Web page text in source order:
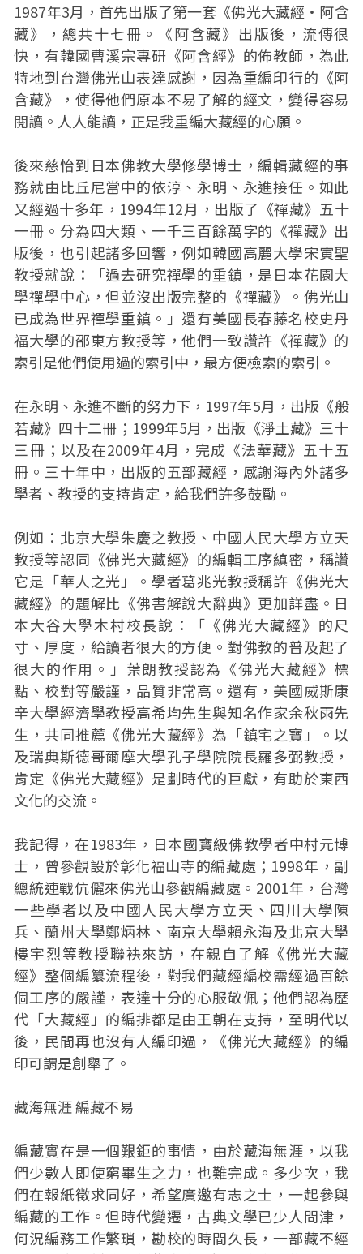
1987年3月，首先出版了第一套《佛光大藏經‧阿含
藏》，總共十七冊。《阿含藏》出版後，流傳很
快，有韓國曹溪宗專研《阿含經》的佈教師，為此
特地到台灣佛光山表達感謝，因為重編印行的《阿
含藏》，使得他們原本不易了解的經文，變得容易
閱讀。人人能讀，正是我重編大藏經的心願。
後來慈怡到日本佛教大學修學博士，編輯藏經的事
務就由比丘尼當中的依淳、永明、永進接任。如此
又經過十多年，1994年12月，出版了《禪藏》五十
一冊。分為四大類、一千三百餘萬字的《禪藏》出
版後，也引起諸多回響，例如韓國高麗大學宋寅聖
教授就說：「過去研究禪學的重鎮，是日本花園大
學禪學中心，但並沒出版完整的《禪藏》。佛光山
已成為世界禪學重鎮。」還有美國長春藤名校史丹
福大學的邵東方教授等，他們一致讚許《禪藏》的
索引是他們使用過的索引中，最方便檢索的索引。
在永明、永進不斷的努力下，1997年5月，出版《般
若藏》四十二冊；1999年5月，出版《淨土藏》三十
三冊；以及在2009年4月，完成《法華藏》五十五
冊。三十年中，出版的五部藏經，感謝海內外諸多
學者、教授的支持肯定，給我們許多鼓勵。
例如：北京大學朱慶之教授、中國人民大學方立天
教授等認同《佛光大藏經》的編輯工序縝密，稱讚
它是「華人之光」。學者葛兆光教授稱許《佛光大
藏經》的題解比《佛書解說大辭典》更加詳盡。日
本大谷大學木村校長說：「《佛光大藏經》的尺
寸、厚度，給讀者很大的方便。對佛教的普及起了
很大的作用。」葉朗教授認為《佛光大藏經》標
點、校對等嚴謹，品質非常高。還有，美國威斯康
辛大學經濟學教授高希均先生與知名作家余秋雨先
生，共同推薦《佛光大藏經》為「鎮宅之寶」。以
及瑞典斯德哥爾摩大學孔子學院院長羅多弼教授，
肯定《佛光大藏經》是劃時代的巨獻，有助於東西
文化的交流。
我記得，在1983年，日本國寶級佛教學者中村元博
士，曾參觀設於彰化福山寺的編藏處；1998年，副
總統連戰伉儷來佛光山參觀編藏處。2001年，台灣
一些學者以及中國人民大學方立天、四川大學陳
兵、蘭州大學鄭炳林、南京大學賴永海及北京大學
樓宇烈等教授聯袂來訪，在親自了解《佛光大藏
經》整個編纂流程後，對我們藏經編校需經過百餘
個工序的嚴謹，表達十分的心服敬佩；他們認為歷
代「大藏經」的編排都是由王朝在支持，至明代以
後，民間再也沒有人編印過，《佛光大藏經》的編
印可謂是創舉了。
藏海無涯 編藏不易
編藏實在是一個艱鉅的事情，由於藏海無涯，以我
們少數人即使窮畢生之力，也難完成。多少次，我
們在報紙徵求同好，希望廣邀有志之士，一起參與
編藏的工作。但時代變遷，古典文學已少人問津，
何況編務工作繁瑣，勘校的時間久長，一部藏不經